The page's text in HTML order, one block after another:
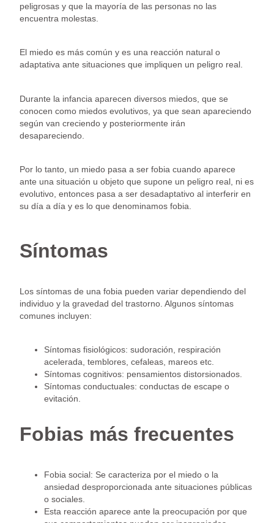
peligrosas y que la mayoría de las personas no las
encuentra molestas.
El miedo es más común y es una reacción natural o
adaptativa ante situaciones que impliquen un peligro real.
Durante la infancia aparecen diversos miedos, que se
conocen como miedos evolutivos, ya que sean apareciendo
según van creciendo y posteriormente irán
desapareciendo.
Por lo tanto, un miedo pasa a ser fobia cuando aparece
ante una situación u objeto que supone un peligro real, ni es
evolutivo, entonces pasa a ser desadaptativo al interferir en
su día a día y es lo que denominamos fobia.
Síntomas
Los síntomas de una fobia pueden variar dependiendo del
individuo y la gravedad del trastorno. Algunos síntomas
comunes incluyen:
Síntomas fisiológicos: sudoración, respiración
acelerada, temblores, cefaleas, mareos etc.
Síntomas cognitivos: pensamientos distorsionados.
Síntomas conductuales: conductas de escape o
evitación.
Fobias más frecuentes
Fobia social: Se caracteriza por el miedo o la
ansiedad desproporcionada ante situaciones públicas
o sociales.
Esta reacción aparece ante la preocupación por que